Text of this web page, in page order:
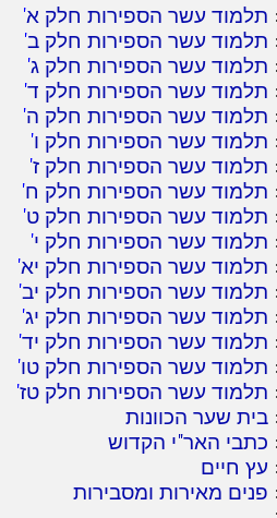
תלמוד עשר הספירות חלק א'
תלמוד עשר הספירות חלק ב'
תלמוד עשר הספירות חלק ג'
תלמוד עשר הספירות חלק ד'
תלמוד עשר הספירות חלק ה'
תלמוד עשר הספירות חלק ו'
תלמוד עשר הספירות חלק ז'
תלמוד עשר הספירות חלק ח'
תלמוד עשר הספירות חלק ט'
תלמוד עשר הספירות חלק י'
תלמוד עשר הספירות חלק יא'
תלמוד עשר הספירות חלק יב'
תלמוד עשר הספירות חלק יג'
תלמוד עשר הספירות חלק יד'
תלמוד עשר הספירות חלק טו'
תלמוד עשר הספירות חלק טז'
בית שער הכוונות
כתבי האר"י הקדוש
עץ חיים
פנים מאירות ומסבירות